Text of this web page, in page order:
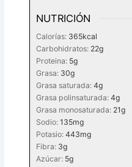
NUTRICIÓN
Calorías: 365kcal
Carbohidratos: 22g
Proteina: 5g
Grasa: 30g
Grasa saturada:4g
Grasa polinsaturada:4g
Grasa monosaturada: 21g
Sodio:135mg
Potasio:443mg
Fibra: 3g
Azúcar: 5g